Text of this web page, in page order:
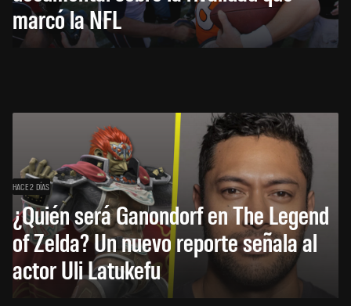
marcó la NFL
HACE 2 DÍAS
¿Quién será Ganondorf en The Legend
of Zelda? Un nuevo reporte señala al
actor Uli Latukefu